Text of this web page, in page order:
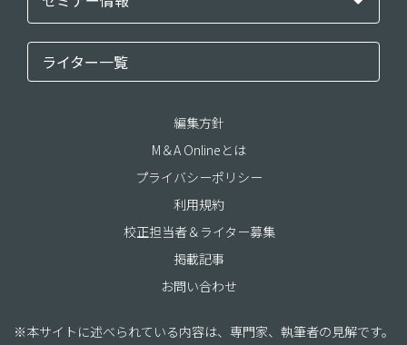
ライター一覧
編集方針
M＆A Onlineとは
プライバシーポリシー
利用規約
校正担当者＆ライター募集
掲載記事
お問い合わせ
※本サイトに述べられている内容は、専門家、執筆者の見解です。